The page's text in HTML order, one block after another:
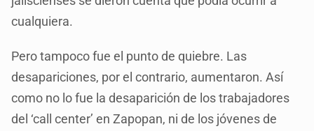
cualquiera.
Pero tampoco fue el punto de quiebre. Las
desapariciones, por el contrario, aumentaron. Así
como no lo fue la desaparición de los trabajadores
del ‘call center’ en Zapopan, ni de los jóvenes de